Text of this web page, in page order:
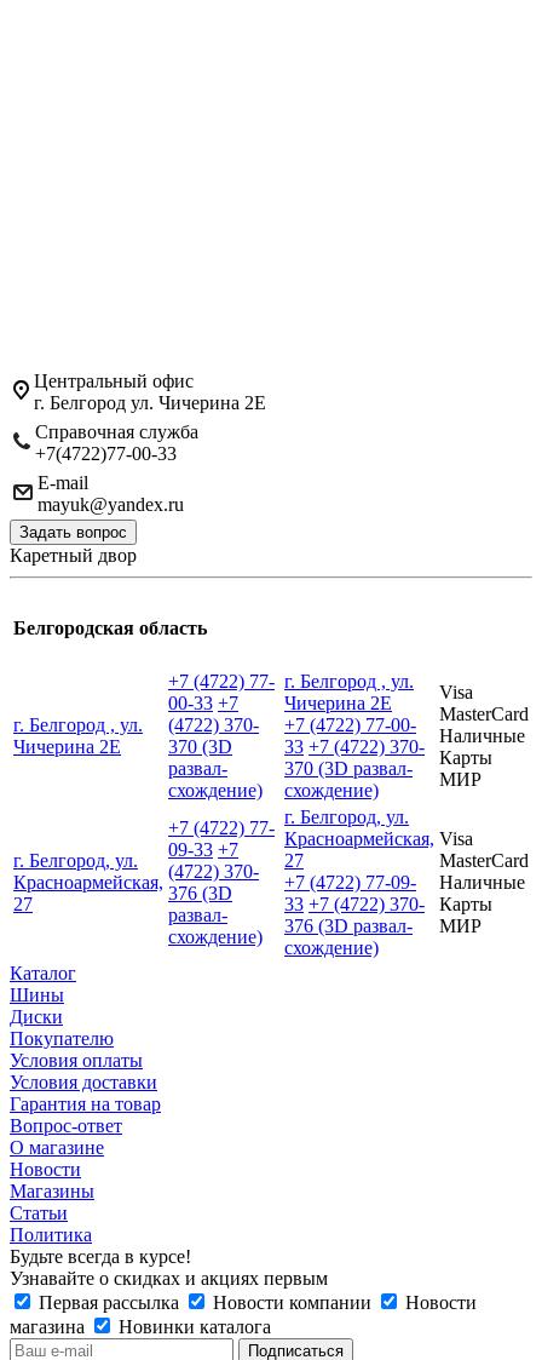
Центральный офис
г. Белгород ул. Чичерина 2Е
Справочная служба
+7(4722)77-00-33
E-mail
mayuk@yandex.ru
Задать вопрос
Каретный двор
Белгородская область
г. Белгород , ул.
Чичерина 2Е
+7 (4722) 77-
00-33 +7
(4722) 370-
370 (3D
развал-
схождение)
г. Белгород , ул.
Чичерина 2Е
+7 (4722) 77-00-
33 +7 (4722) 370-
370 (3D развал-
схождение)
Visa
MasterCard
Наличные
Карты
МИР
г. Белгород, ул.
Красноармейская,
27
+7 (4722) 77-
09-33 +7
(4722) 370-
376 (3D
развал-
схождение)
г. Белгород, ул.
Красноармейская,
27
+7 (4722) 77-09-
33 +7 (4722) 370-
376 (3D развал-
схождение)
Visa
MasterCard
Наличные
Карты
МИР
Каталог
Шины
Диски
Покупателю
Условия оплаты
Условия доставки
Гарантия на товар
Вопрос-ответ
О магазине
Новости
Магазины
Статьи
Политика
Будьте всегда в курсе!
Узнавайте о скидках и акциях первым
Первая рассылка
Новости компании
Новости
магазина
Новинки каталога